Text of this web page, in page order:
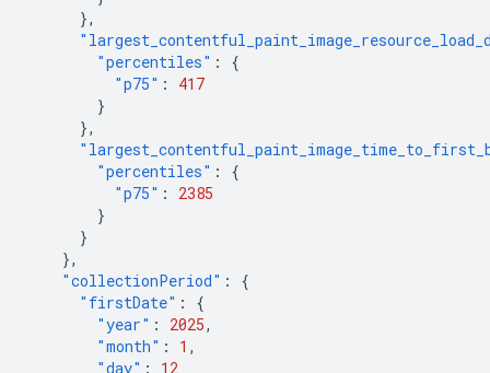
},
"percentiles" :
{
"p75" :
417
}
},
"percentiles" :
{
"p75" :
2385
}
}
},
"collectionPeriod" :
{
"firstDate" :
{
"year" : 2025,
"month" : 1 ,
"day" :
12